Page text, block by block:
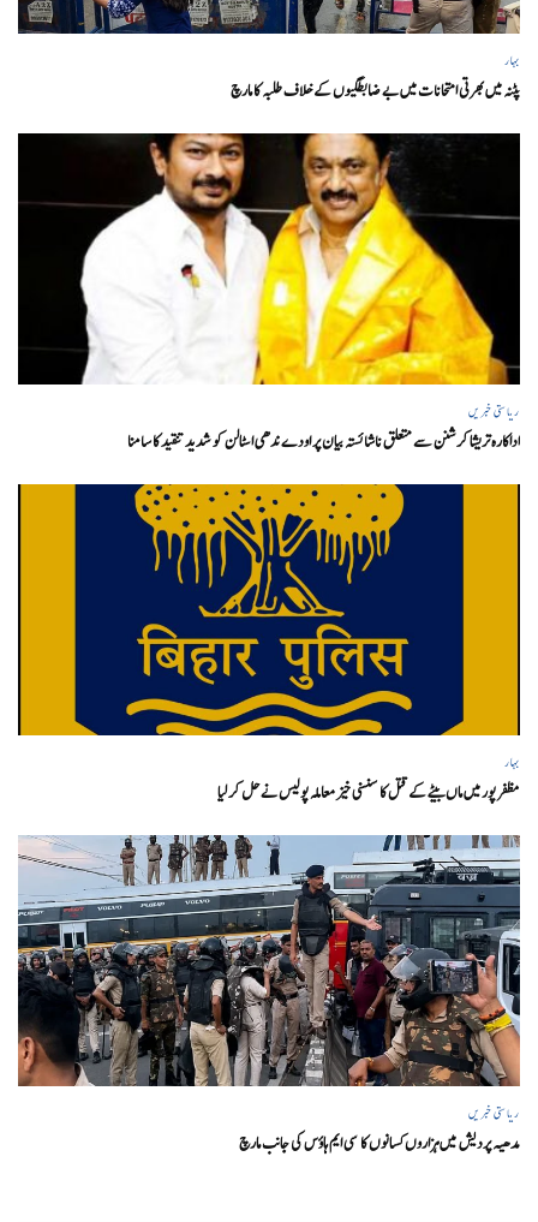
بہار
پٹنہ میں بھرتی امتحانات میں بے ضابطگیوں کے خلاف طلبہ کا مارچ
ریاستی خبریں
اداکارہ تریشا کرشنن سے متعلق ناشائستہ بیان پر اودے ندھی اسٹالن کو شدید تنقید کا سامنا
بہار
مظفر پور میں ماں بیٹے کے قتل کا سنسنی خیز معاملہ پولیس نے حل کر لیا
ریاستی خبریں
مدھیہ پردیش میں ہزاروں کسانوں کا سی ایم ہاؤس کی جانب مارچ